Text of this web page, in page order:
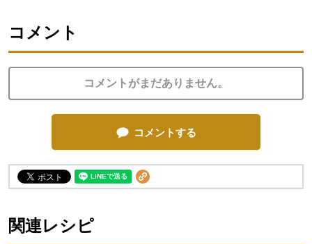
コメント
コメントがまだありません。
コメントする
関連レシピ